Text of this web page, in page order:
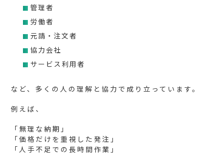
管理者
労働者
元請・注文者
協力会社
サービス利用者
など、多くの人の理解と協力で成り立っています。
例えば、
「無理な納期」
「価格だけを重視した発注」
「人手不足での長時間作業」